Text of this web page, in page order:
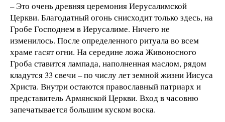
– Это очень древняя церемония Иерусалимской
Церкви. Благодатный огонь снисходит только здесь, на
Гробе Господнем в Иерусалиме. Ничего не
изменилось. После определенного ритуала во всем
храме гасят огни. На середине ложа Живоносного
Гроба ставится лампада, наполненная маслом, рядом
кладутся 33 свечи – по числу лет земной жизни Иисуса
Христа. Внутри остаются православный патриарх и
представитель Армянской Церкви. Вход в часовню
запечатывается большим куском воска.